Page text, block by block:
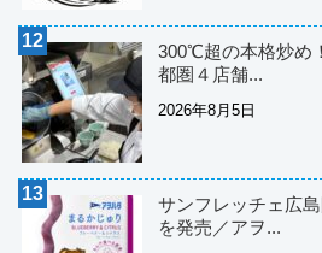
300℃超の本格炒め
都圏４店舗...
2026年8月5日
サンフレッチェ広
を発売／アヲ...